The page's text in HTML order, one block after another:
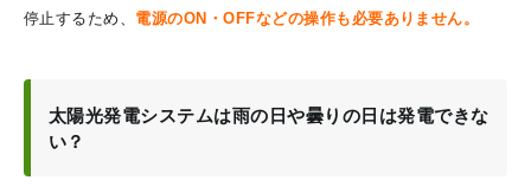
停止するため、 電源のON・OFFなどの操作も必要ありません。
太陽光発電システムは雨の日や曇りの日は発電できな
い？